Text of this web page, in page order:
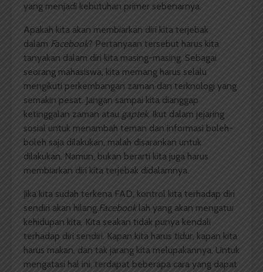
yang menjadi kebutuhan primer sebenarnya.
Apakah kita akan membiarkan diri kita terjebak
dalam Facebook? Pertanyaan tersebut harus kita
tanyakan dalam diri kita masing-masing. Sebagai
seorang mahasiswa, kita memang harus selalu
mengikuti perkembangan zaman dan terknologi yang
semakin pesat. Jangan sampai kita dianggap
ketinggalan zaman atau gaptek. Ikut dalam jejaring
sosial untuk menambah teman dan informasi boleh-
boleh saja dilakukan, malah disarankan untuk
dilakukan. Namun, bukan berarti kita juga harus
membiarkan diri kita terjebak didalamnya.
Jika kita sudah terkena FAD, kontrol kita terhadap diri
sendiri akan hilang.Facebooklah yang akan mengatur
kehidupan kita. Kita seakan tidak punya kendali
terhadap diri sendiri. Kapan kita harus tidur, kapan kita
harus makan, dan tak jarang kita melupakannya. Untuk
mengatasi hal ini, terdapat beberapa cara yang dapat